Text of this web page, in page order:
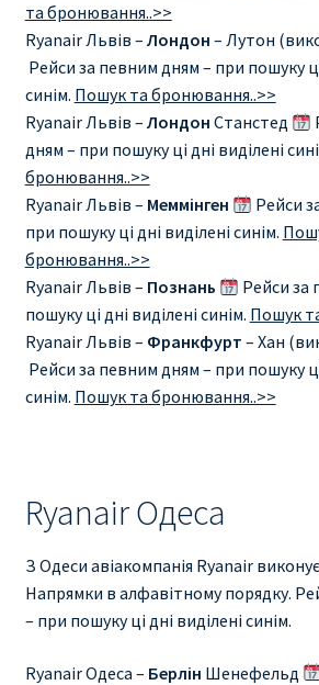
та бронювання..>>
Ryanair Львів – Лондон – Лутон
Рейси за певним дням – при пошуку
синім. Пошук та бронювання..>>
Ryanair Львів – Лондон Станстед
дням – при пошуку ці дні виділені
бронювання..>>
Ryanair Львів – Меммінген
Рейси
при пошуку ці дні виділені синім.
бронювання..>>
Ryanair Львів – Познань
Рейси за
пошуку ці дні виділені синім. Пошук
Ryanair Львів – Франкфурт – Хан
Рейси за певним дням – при пошуку
синім. Пошук та бронювання..>>
Ryanair Одеса
З Одеси авіакомпанія Ryanair
Напрямки в алфавітному порядку.
– при пошуку ці дні виділені синім.
Ryanair Одеса – Берлін Шенефельд